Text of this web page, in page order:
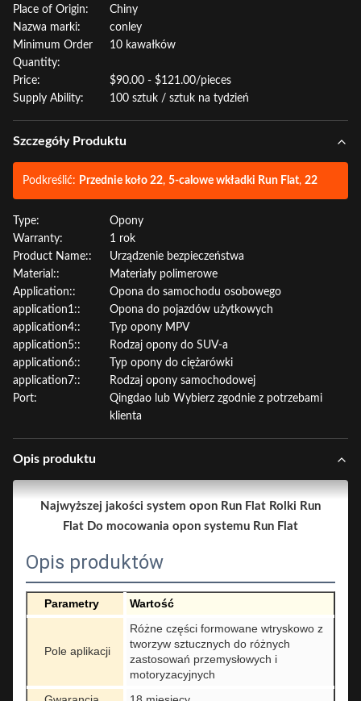
Place of Origin:
Chiny
Nazwa marki:
conley
Minimum Order
Quantity:
10 kawałków
Price:
$90.00 - $121.00/pieces
Supply Ability:
100 sztuk / sztuk na tydzień
Szczegóły Produktu
Podkreślić: Przednie koło 22, 5-calowe wkładki Run Flat, 22
Type:
Opony
Warranty:
1 rok
Product Name::
Urządzenie bezpieczeństwa
Material::
Materiały polimerowe
Application::
Opona do samochodu osobowego
application1::
Opona do pojazdów użytkowych
application4::
Typ opony MPV
application5::
Rodzaj opony do SUV-a
application6::
Typ opony do ciężarówki
application7::
Rodzaj opony samochodowej
Port:
Qingdao lub Wybierz zgodnie z potrzebami
klienta
Opis produktu
Najwyższej jakości system opon Run Flat Rolki Run
Flat Do mocowania opon systemu Run Flat
Opis produktów
Parametry Wartość
Pole aplikacji
Różne części formowane wtryskowo z
tworzyw sztucznych do różnych
zastosowań przemysłowych i
motoryzacyjnych